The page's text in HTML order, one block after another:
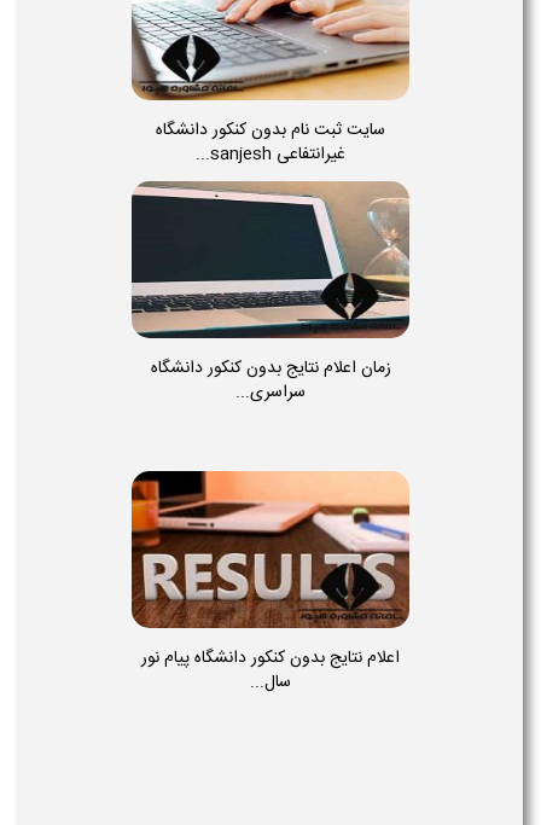
سایت ثبت نام بدون کنکور دانشگاه
غیرانتفاعی sanjesh...
زمان اعلام نتایج بدون کنکور دانشگاه
سراسری...
اعلام نتایج بدون کنکور دانشگاه پیام نور
سال...